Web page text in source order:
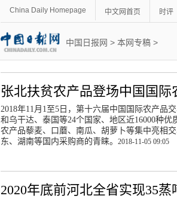
China Daily Homepage 中文网首页 时评
中国日报网 > 本网专稿>
张北扶贫农产品登场中国国际
2018年11月1至5日，第十六届中国国际农产品
和乌干达、泰国等24个国家、地区近16000种
农产品藜麦、口蘑、南瓜、胡萝卜等集中亮相
东、湖南等国内采购商的青睐。 2018-11-05 09:05
2020年底前河北全省实现35